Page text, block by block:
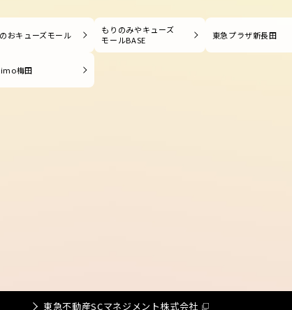
おキューズモール
もりのみやキューズ
モールBASE
東急プラザ新長田
梅田
東急不動産SCマネジメント株式会社